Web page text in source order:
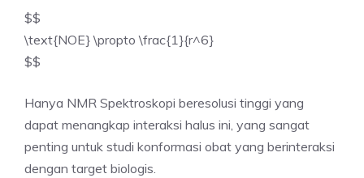
$$
\text{NOE} \propto \frac{1}{r^6}
$$
Hanya NMR Spektroskopi beresolusi tinggi yang
dapat menangkap interaksi halus ini, yang sangat
penting untuk studi konformasi obat yang berinteraksi
dengan target biologis.